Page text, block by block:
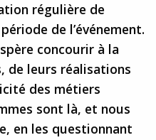
régulière de
de l’événement.
concourir à la
de leurs réalisations
des métiers
sont là, et nous
en les questionnant